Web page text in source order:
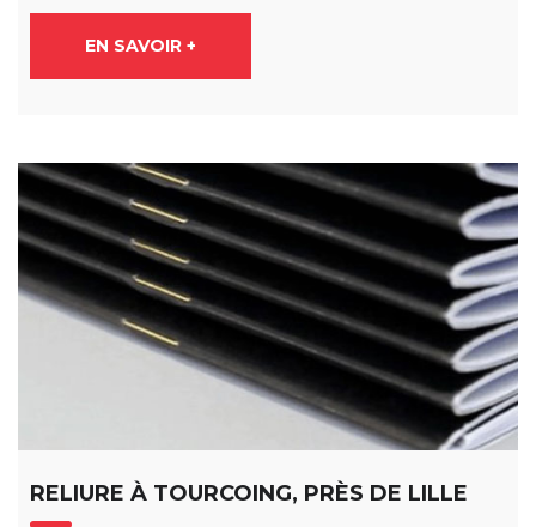
EN SAVOIR +
RELIURE À TOURCOING, PRÈS DE LILLE